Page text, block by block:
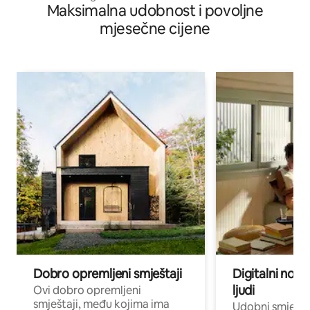
Maksimalna udobnost i povoljne
mjesečne cijene
Dobro opremljeni smještaji
Ovi dobro opremljeni
smještaji, među kojima ima
Digitalni
ljudi
Udobni